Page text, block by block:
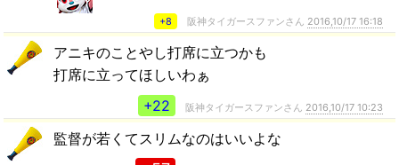
+8 阪神タイガースファンさん 2016,10/17 16:18
アニキのことやし打席に立つかも
打席に立ってほしいわぁ
+22
阪神タイガースファンさん 2016,10/17 10:23
監督が若くてスリムなのはいいよな